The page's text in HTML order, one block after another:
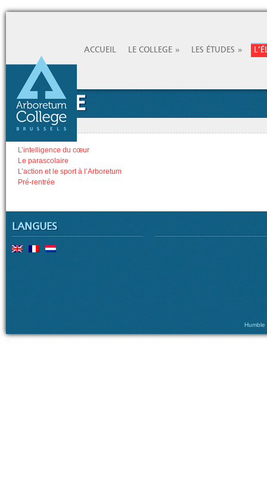
ACCUEIL LE COLLEGE » LES ÉTUDES »
L’ÉLÈVE
Accueil » L’élève
L’intelligence du cœur
Le parascolaire
L’action et le sport à l’Arboretum
Pré-rentrée
LANGUES
Humble